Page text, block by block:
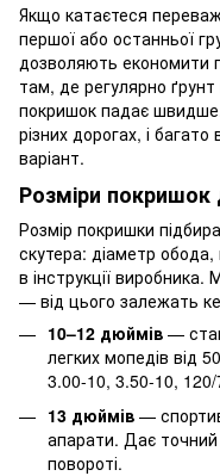
Якщо катаєтеся
першої або останньої
дозволяють економити
там, де регулярно ґрунт
покришок падає
різних дорогах, і
варіант.
Розміри покришок
Розмір покришки
скутера: діаметр
в інструкції
— від цього залежать
10–12 дюймів —
легких мопедів від
3.00-10, 3.50-10,
13 дюймів —
апарати. Дає точний
повороті.